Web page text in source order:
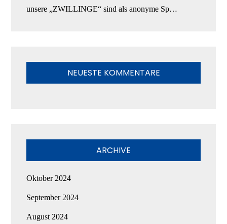
unsere „ZWILLINGE“ sind als anonyme Sp…
NEUESTE KOMMENTARE
ARCHIVE
Oktober 2024
September 2024
August 2024